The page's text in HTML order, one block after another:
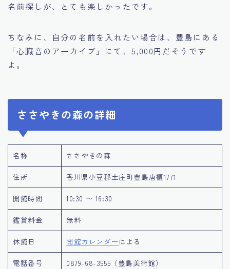
名前探しが、とても楽しかったです。
ちなみに、自分の名前を入れたい場合は、豊島にある
「心臓音のアーカイブ」にて、5,000円だそうです
よ。
ささやきの森の詳細
名称 ささやきの森
住所 香川県小豆郡土庄町豊島唐櫃1771
開館時間 10:30 〜 16:30
鑑賞料金 無料
休館日 開館カレンダー による
電話番号 0879-68-3555（豊島美術館）